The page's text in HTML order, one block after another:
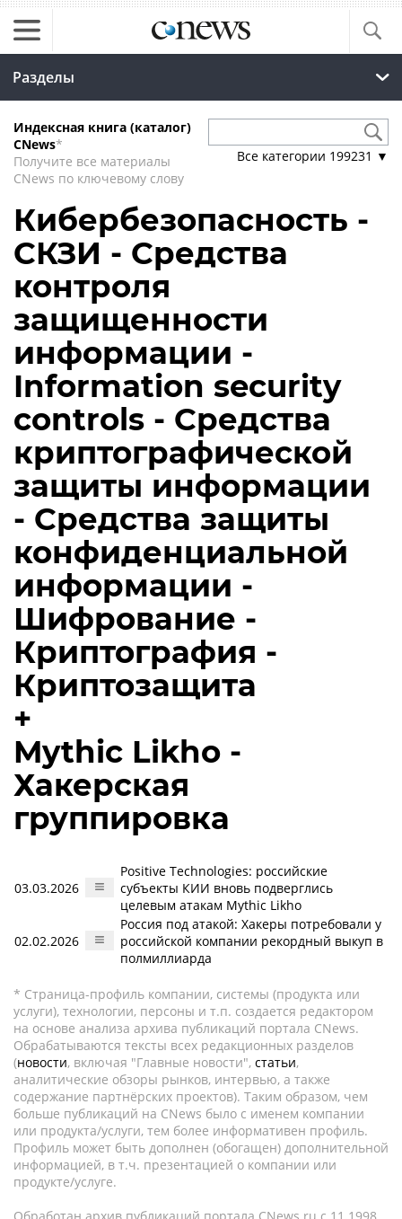
Разделы
Индексная книга (каталог)
CNews*
Получите все материалы
CNews по ключевому слову
Все категории 199231 ▼
Кибербезопасность -
СКЗИ - Средства
контроля
защищенности
информации -
Information security
controls - Средства
криптографической
защиты информации
- Средства защиты
конфиденциальной
информации -
Шифрование -
Криптография -
Криптозащита
+
Mythic Likho -
Хакерская
группировка
03.03.2026
Positive Technologies: российские
субъекты КИИ вновь подверглись
целевым атакам Mythic Likho
02.02.2026
Россия под атакой: Хакеры потребовали у
российской компании рекордный выкуп в
полмиллиарда
* Страница-профиль компании, системы (продукта или
услуги), технологии, персоны и т.п. создается редактором
на основе анализа архива публикаций портала CNews.
Обрабатываются тексты всех редакционных разделов
(новости, включая "Главные новости", статьи,
аналитические обзоры рынков, интервью, а также
содержание партнёрских проектов). Таким образом, чем
больше публикаций на CNews было с именем компании
или продукта/услуги, тем более информативен профиль.
Профиль может быть дополнен (обогащен) дополнительной
информацией, в т.ч. презентацией о компании или
продукте/услуге.